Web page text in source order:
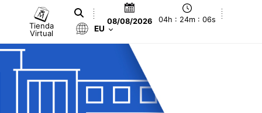
Tienda
Virtual
08/08/2026 04h : 24m : 07s
EU